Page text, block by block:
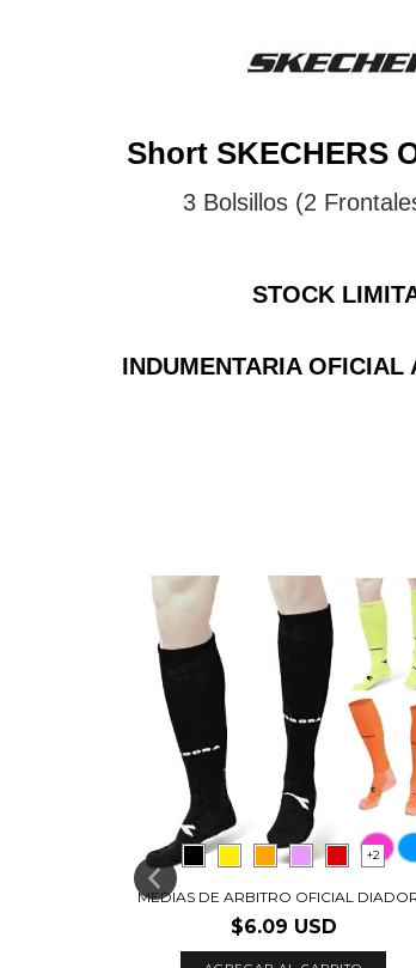
Short SKECHERS
3 Bolsillos (2
STOCK
INDUMENTARIA OFICIAL
+2
MEDIAS DE ARBITRO OFICIAL
$6.09 USD